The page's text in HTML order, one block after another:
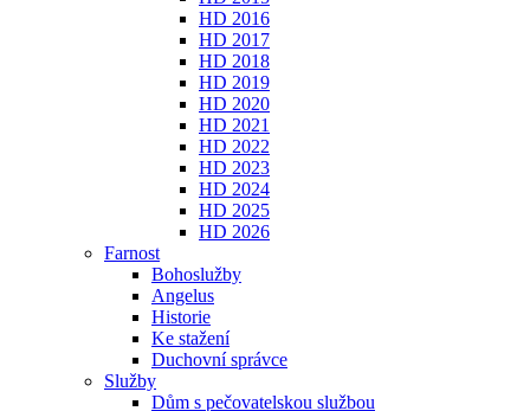
HD 2016
HD 2017
HD 2018
HD 2019
HD 2020
HD 2021
HD 2022
HD 2023
HD 2024
HD 2025
HD 2026
Farnost
Bohoslužby
Angelus
Historie
Ke stažení
Duchovní správce
Služby
Dům s pečovatelskou službou